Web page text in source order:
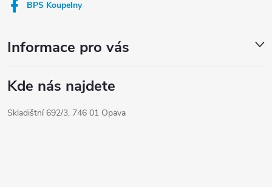
BPS Koupelny
Informace pro vás
Kde nás najdete
Skladištní 692/3, 746 01 Opava